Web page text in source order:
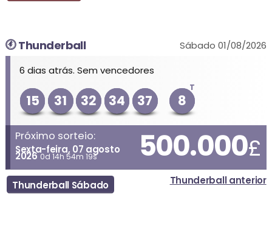
Thunderball
Sábado 01/08/2026
6 dias atrás. Sem vencedores
15 31 32 34 37
T
8
Próximo sorteio:
Sexta-feira, 07 agosto
2026 0d 14h 54m 19s 500.000£
Thunderball Sábado Thunderball anterior